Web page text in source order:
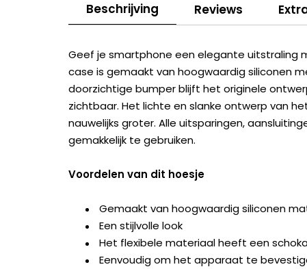
Beschrijving Reviews
Geef je smartphone een elegante uitstraling
case is gemaakt van hoogwaardig siliconen
doorzichtige bumper blijft het originele
zichtbaar. Het lichte en slanke ontwerp van
nauwelijks groter. Alle uitsparingen,
gemakkelijk te gebruiken.
Voordelen van dit hoesje
Gemaakt van hoogwaardig siliconen
Een stijlvolle look
Het flexibele materiaal heeft een
Eenvoudig om het apparaat te